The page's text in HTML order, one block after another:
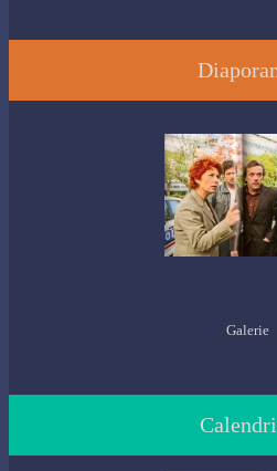
Galerie